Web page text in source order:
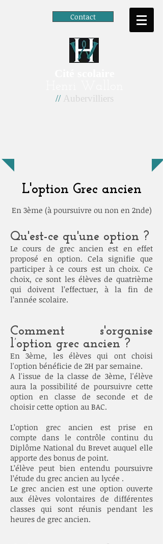
Contact
//Aubervilliers
L'option Grec ancien
En 3ème (à poursuivre ou non en 2nde)
Qu'est-ce qu'une option ?
Le cours de grec ancien est en effet
proposé en option. Cela signifie que
participer à ce cours est un choix. Ce
choix, ce sont les élèves de quatrième
qui doivent l’effectuer, à la fin de
l’année scolaire.
Comment s'organise
l’option grec ancien ?
En 3ème, les élèves qui ont choisi
l'option bénéficie de 2H par semaine.
A l'issue de la classe de 3ème, l'élève
aura la possibilité de poursuivre cette
option en classe de seconde et de
choisir cette option au BAC.
L’option grec ancien est prise en
compte dans le contrôle continu du
Diplôme National du Brevet auquel elle
apporte des bonus de point.
L’élève peut bien entendu poursuivre
l’étude du grec ancien au lycée .
Le grec ancien est une option ouverte
aux élèves volontaires de différentes
classes qui sont réunis pendant les
heures de grec ancien.